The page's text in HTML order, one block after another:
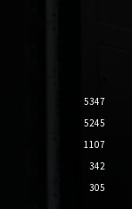
5347
5245
1107
342
305